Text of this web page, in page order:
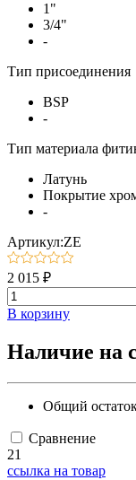
1"
3/4"
-
Тип присоединения
BSP
-
Тип материала
Латунь
Покрытие
-
Артикул:ZE
2 015 ₽
В корзину
Наличие на
Общий
Сравнение
21
ссылка на товар